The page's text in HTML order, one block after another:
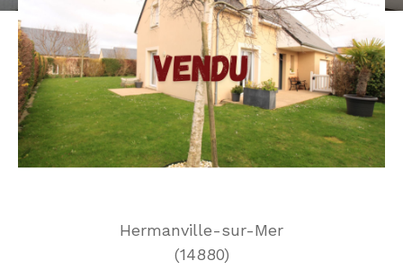
Hermanville-sur-Mer
(14880)